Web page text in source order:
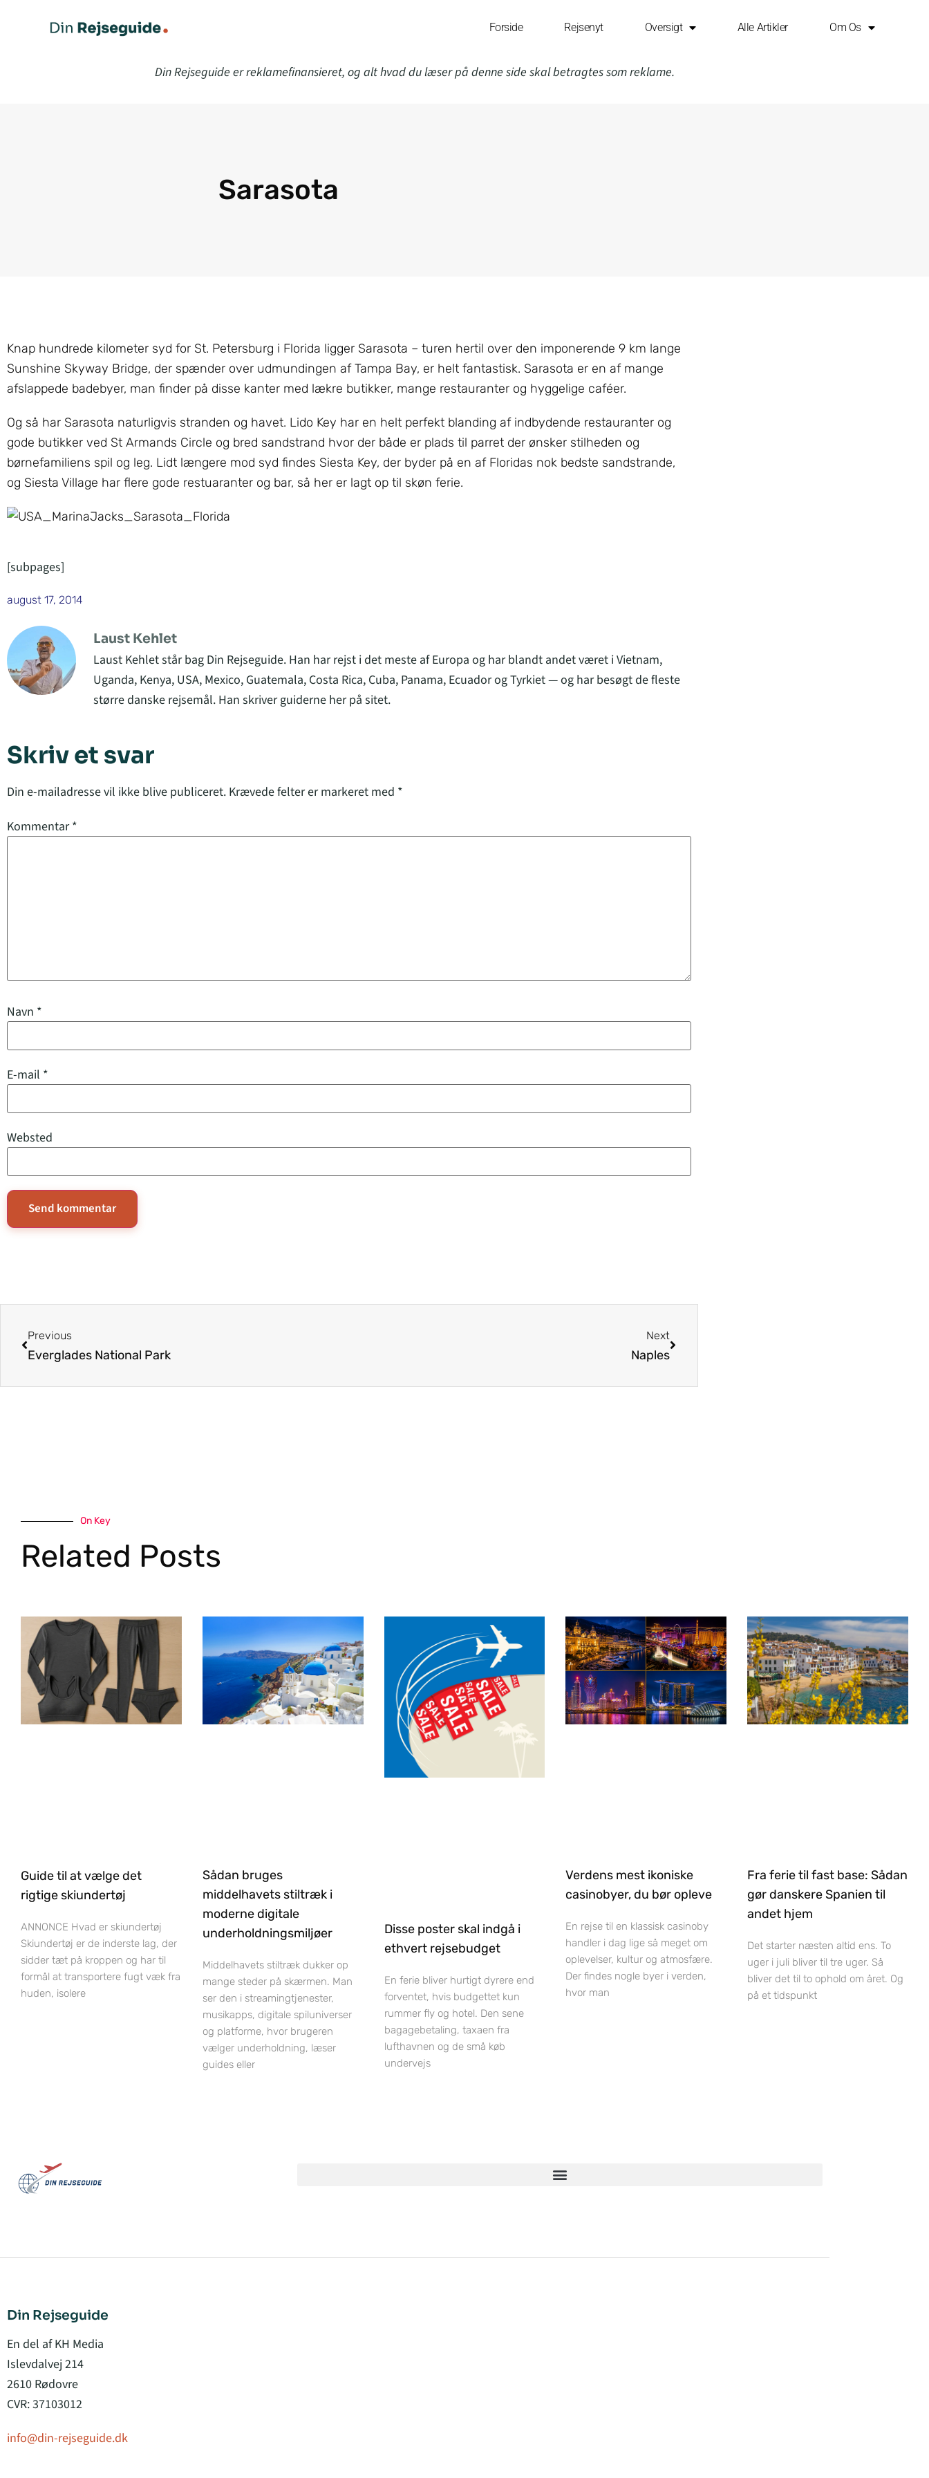
Forside Rejsenyt Oversigt Alle Artikler Om Os
Din Rejseguide er reklamefinansieret, og alt hvad du læser på denne side skal betragtes som reklame.
Sarasota
Knap hundrede kilometer syd for St. Petersburg i Florida ligger Sarasota – turen hertil over den imponerende 9 km lange
Sunshine Skyway Bridge, der spænder over udmundingen af Tampa Bay, er helt fantastisk. Sarasota er en af mange
afslappede badebyer, man finder på disse kanter med lækre butikker, mange restauranter og hyggelige caféer.
Og så har Sarasota naturligvis stranden og havet. Lido Key har en helt perfekt blanding af indbydende restauranter og
gode butikker ved St Armands Circle og bred sandstrand hvor der både er plads til parret der ønsker stilheden og
børnefamiliens spil og leg. Lidt længere mod syd findes Siesta Key, der byder på en af Floridas nok bedste sandstrande,
og Siesta Village har flere gode restuaranter og bar, så her er lagt op til skøn ferie.
[subpages]
august 17, 2014
Laust Kehlet
Laust Kehlet står bag Din Rejseguide. Han har rejst i det meste af Europa og har blandt andet været i Vietnam,
Uganda, Kenya, USA, Mexico, Guatemala, Costa Rica, Cuba, Panama, Ecuador og Tyrkiet — og har besøgt de fleste
større danske rejsemål. Han skriver guiderne her på sitet.
Skriv et svar
Din e-mailadresse vil ikke blive publiceret. Krævede felter er markeret med *
Kommentar*
Navn *
E-mail *
Websted
Previous
Everglades National Park
Next
Naples
On Key
Related Posts
Guide til at vælge det
rigtige skiundertøj
ANNONCE Hvad er skiundertøj
Skiundertøj er de inderste lag, der
sidder tæt på kroppen og har til
formål at transportere fugt væk fra
huden, isolere
Sådan bruges
middelhavets stiltræk i
moderne digitale
underholdningsmiljøer
Middelhavets stiltræk dukker op
mange steder på skærmen. Man
ser den i streamingtjenester,
musikapps, digitale spiluniverser
og platforme, hvor brugeren
vælger underholdning, læser
guides eller
Disse poster skal indgå i
ethvert rejsebudget
En ferie bliver hurtigt dyrere end
forventet, hvis budgettet kun
rummer fly og hotel. Den sene
bagagebetaling, taxaen fra
lufthavnen og de små køb
undervejs
Verdens mest ikoniske
casinobyer, du bør opleve
En rejse til en klassisk casinoby
handler i dag lige så meget om
oplevelser, kultur og atmosfære.
Der findes nogle byer i verden,
hvor man
Fra ferie til fast base: Sådan
gør danskere Spanien til
andet hjem
Det starter næsten altid ens. To
uger i juli bliver til tre uger. Så
bliver det til to ophold om året. Og
på et tidspunkt
Din Rejseguide
En del af KH Media
Islevdalvej 214
2610 Rødovre
CVR: 37103012
info@din-rejseguide.dk